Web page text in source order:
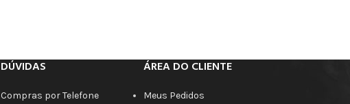
DÚVIDAS
Compras por Telefone
ÁREA DO CLIENTE
Meus Pedidos